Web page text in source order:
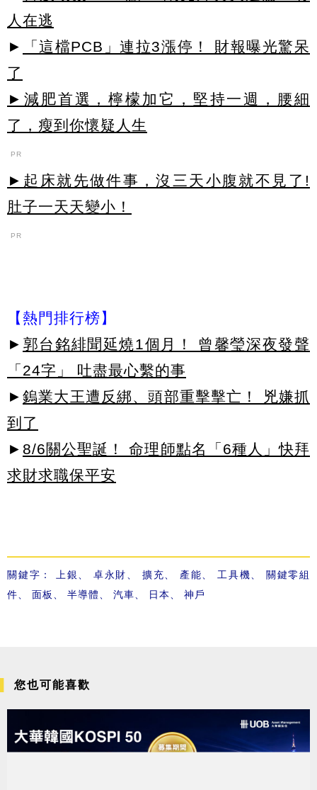
人在逃
►
「這檔PCB」連拉3漲停！ 財報曝光驚呆
了
►減肥首選，檸檬加它，堅持一週，腰細
了，瘦到你懷疑人生
PR
►起床就先做件事，沒三天小腹就不見了!
肚子一天天變小！
PR
【熱門排行榜】
► 郭台銘緋聞延燒1個月！ 曾馨瑩深夜發聲
「24字」 吐盡最心繫的事
► 鎢業大王遭反綁、頭部重擊擊亡！ 兇嫌抓
到了
► 8/6關公聖誕！ 命理師點名「6種人」快拜
求財求職保平安
關鍵字： 上銀 卓永財 擴充 產能 工具機
關鍵零組
件
面板 半導體 汽車 日本 神戶
您也可能喜歡